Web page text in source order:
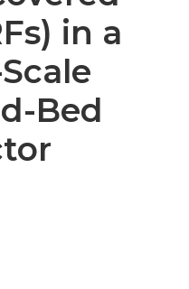
in a
Bed